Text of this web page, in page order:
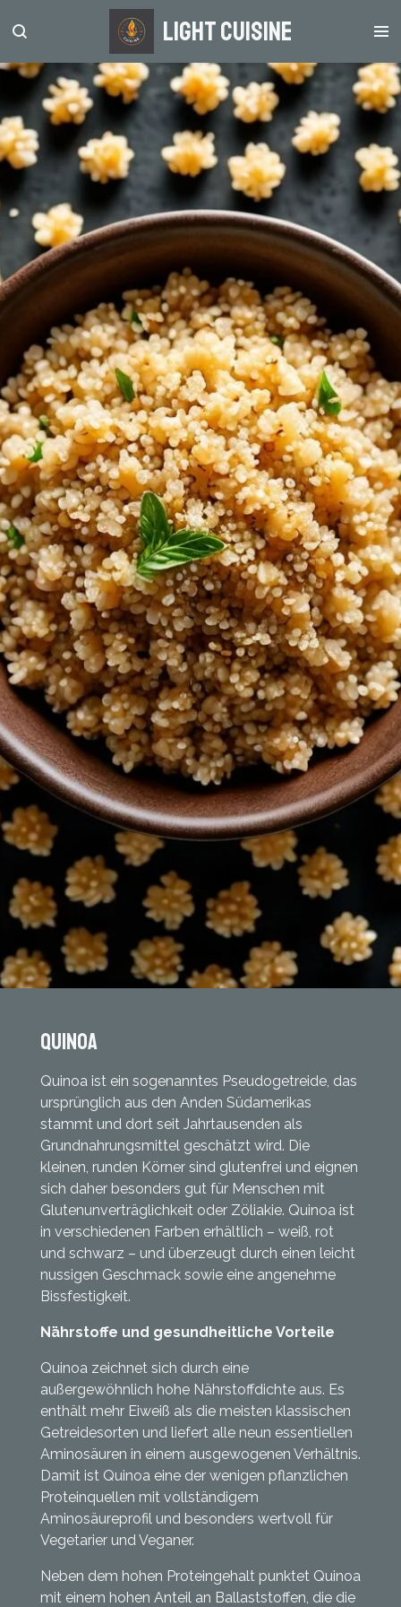
Hauptinhalt
springen
light Cuisine
quinoa
Quinoa ist ein sogenanntes Pseudogetreide, das
ursprünglich aus den Anden Südamerikas
stammt und dort seit Jahrtausenden als
Grundnahrungsmittel geschätzt wird. Die
kleinen, runden Körner sind glutenfrei und eignen
sich daher besonders gut für Menschen mit
Glutenunverträglichkeit oder Zöliakie. Quinoa ist
in verschiedenen Farben erhältlich – weiß, rot
und schwarz – und überzeugt durch einen leicht
nussigen Geschmack sowie eine angenehme
Bissfestigkeit.
Nährstoffe und gesundheitliche Vorteile
Quinoa zeichnet sich durch eine
außergewöhnlich hohe Nährstoffdichte aus. Es
enthält mehr Eiweiß als die meisten klassischen
Getreidesorten und liefert alle neun essentiellen
Aminosäuren in einem ausgewogenen Verhältnis.
Damit ist Quinoa eine der wenigen pflanzlichen
Proteinquellen mit vollständigem
Aminosäureprofil und besonders wertvoll für
Vegetarier und Veganer.
Neben dem hohen Proteingehalt punktet Quinoa
mit einem hohen Anteil an Ballaststoffen, die die